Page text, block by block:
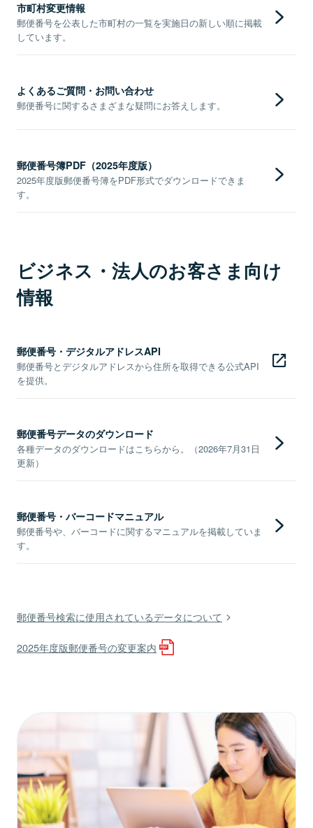
市町村変更情報
郵便番号を公表した市町村の一覧を実施日の新しい順に掲載
しています。
よくあるご質問・お問い合わせ
郵便番号に関するさまざまな疑問にお答えします。
郵便番号簿PDF（2025年度版）
2025年度版郵便番号簿をPDF形式でダウンロードできま
す。
ビジネス・法人のお客さま向け
情報
郵便番号・デジタルアドレスAPI
郵便番号とデジタルアドレスから住所を取得できる公式API
を提供。
郵便番号データのダウンロード
各種データのダウンロードはこちらから。（2026年7月31日
更新）
郵便番号・バーコードマニュアル
郵便番号や、バーコードに関するマニュアルを掲載していま
す。
郵便番号検索に使用されているデータについて
2025年度版郵便番号の変更案内